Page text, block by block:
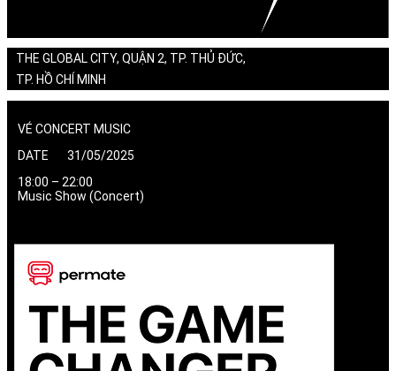
THE GLOBAL CITY, QUẬN 2, TP. THỦ ĐỨC,
TP. HỒ CHÍ MINH
VÉ CONCERT MUSIC
DATE 31/05/2025
18:00 – 22:00
Music Show (Concert)